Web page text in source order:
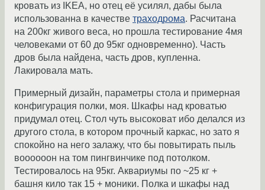
кровать из IKEA, но отец её усилял, дабы была
использованна в качестве траходрома. Расчитана
на 200кг живого веса, но прошла тестирование 4мя
человеками от 60 до 95кг одновременно). Часть
дров была найдена, часть дров, купленна.
Лакировала мать.
Примерный дизайн, параметры стола и примерная
конфигурация полки, моя. Шкафы над кроватью
придумал отец. Стол чуть высоковат ибо делался из
другого стола, в котором прочный каркас, но зато я
спокойно на него залажу, что бы повытирать пыль
воооооон на том пингвинчике под потолком.
Тестировалось на 95кг. Аквариумы по ~25 кг +
башня кило так 15 + моники. Полка и шкафы над